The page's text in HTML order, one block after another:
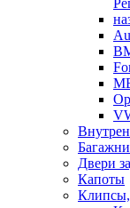
Двери
Капоты
Клипсы,